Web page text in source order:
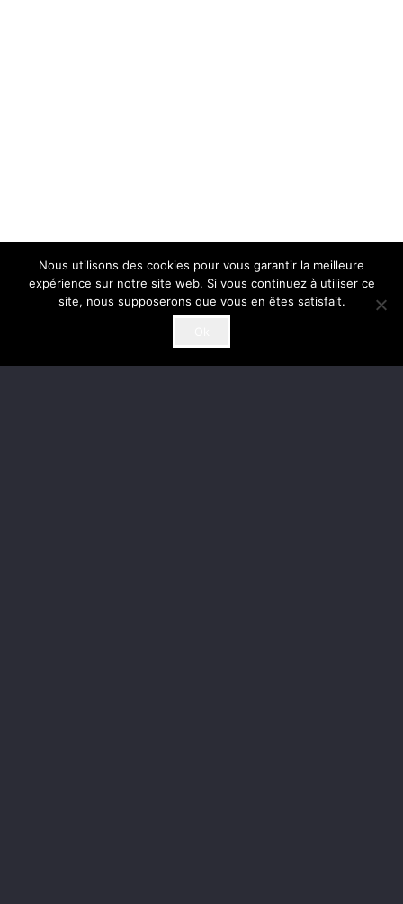
Nous utilisons des cookies pour vous garantir la meilleure
expérience sur notre site web. Si vous continuez à utiliser ce
site, nous supposerons que vous en êtes satisfait.